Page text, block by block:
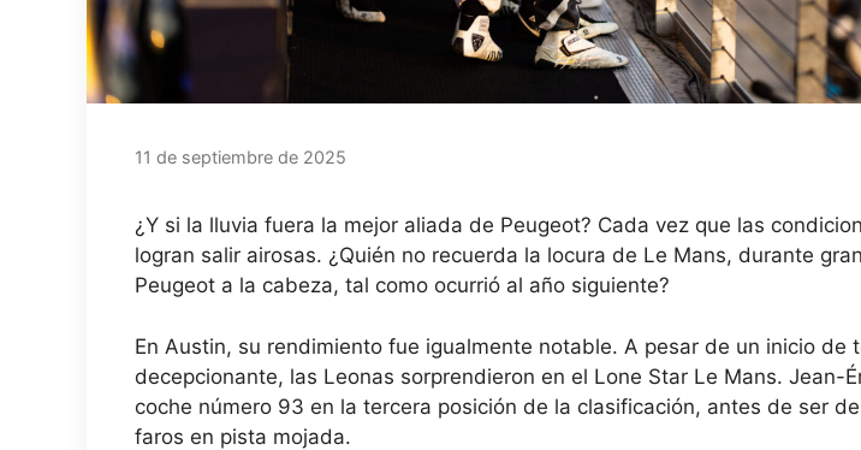
11 de septiembre de 2025
¿Y si la lluvia fuera la mejor aliada de Peugeot? Cada vez que las
logran salir airosas. ¿Quién no recuerda la locura de Le Mans, durante
Peugeot a la cabeza, tal como ocurrió al año siguiente?
En Austin, su rendimiento fue igualmente notable. A pesar de un inicio de
decepcionante, las Leonas sorprendieron en el Lone Star Le Mans. Jean-
coche número 93 en la tercera posición de la clasificación, antes de ser
faros en pista mojada.